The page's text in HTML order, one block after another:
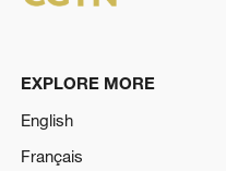
EXPLORE MORE
English
Français